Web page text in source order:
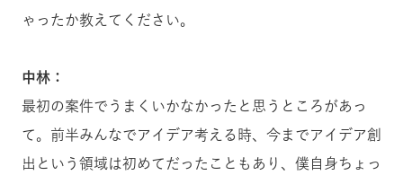
ゃったか教えてください。
中林：
最初の案件でうまくいかなかったと思うところがあっ
て。前半みんなでアイデア考える時、今までアイデア創
出という領域は初めてだったこともあり、僕自身ちょっ